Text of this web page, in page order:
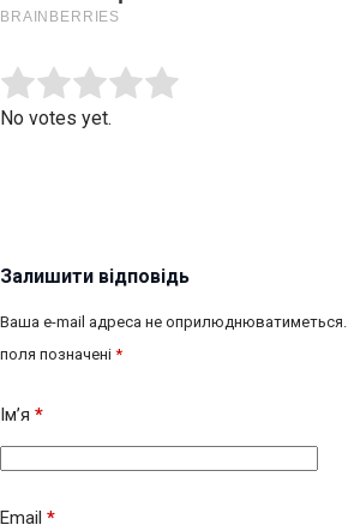
Rate this item:
No votes yet.
Залишити відповідь
Ваша e-mail адреса не оприлюднюватиметься.
поля позначені *
Ім’я *
Email *